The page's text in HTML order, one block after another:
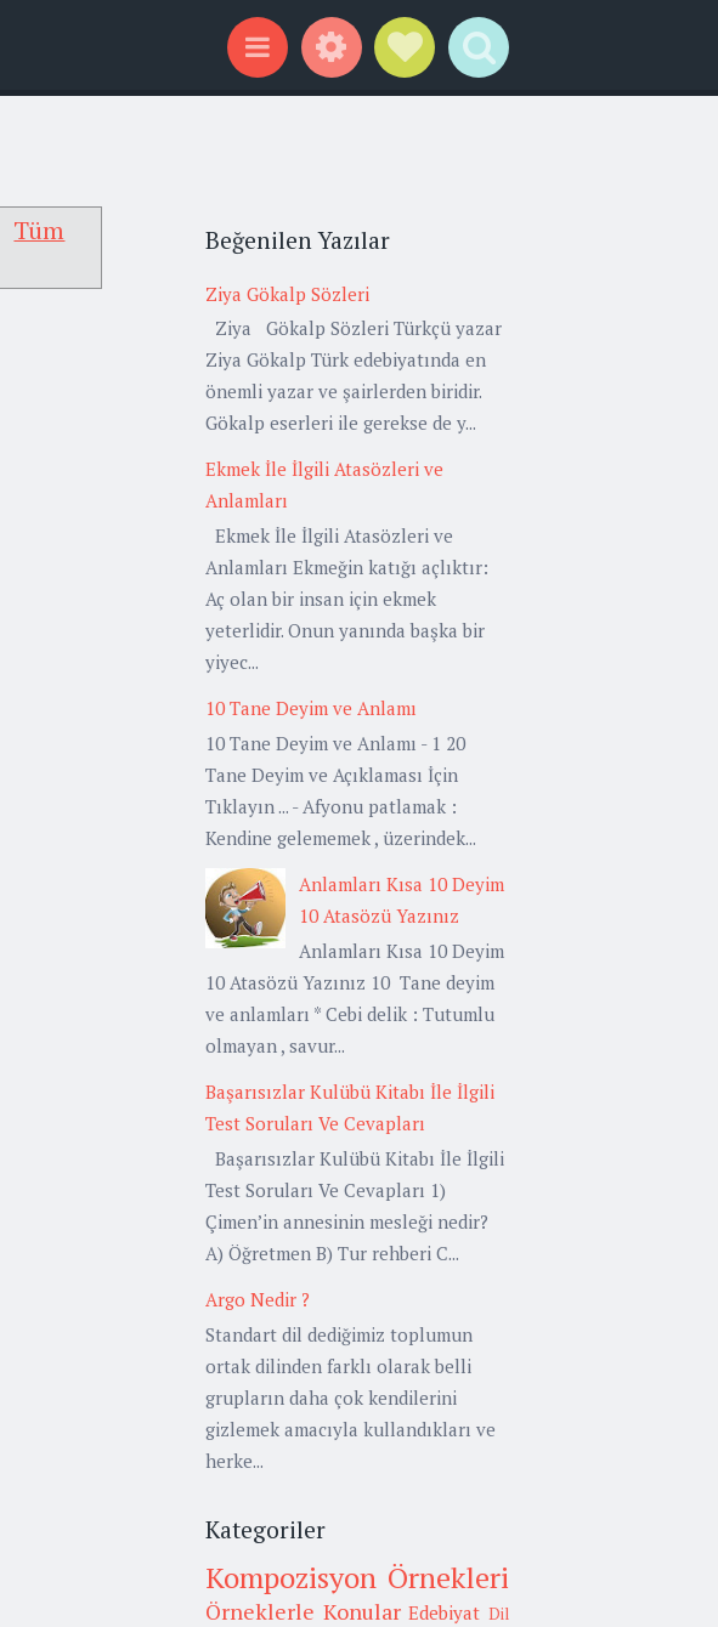
Menu WidgetsSocial Links
Search
Tüm
Beğenilen Yazılar
Ziya Gökalp Sözleri
Ziya Gökalp Sözleri Türkçü yazar
Ziya Gökalp Türk edebiyatında en
önemli yazar ve şairlerden biridir.
Gökalp eserleri ile gerekse de y...
Ekmek İle İlgili Atasözleri ve
Anlamları
Ekmek İle İlgili Atasözleri ve
Anlamları Ekmeğin katığı açlıktır:
Aç olan bir insan için ekmek
yeterlidir. Onun yanında başka bir
yiyec...
10 Tane Deyim ve Anlamı
10 Tane Deyim ve Anlamı - 1 20
Tane Deyim ve Açıklaması İçin
Tıklayın ... - Afyonu patlamak :
Kendine gelememek , üzerindek...
Anlamları Kısa 10 Deyim
10 Atasözü Yazınız
Anlamları Kısa 10 Deyim
10 Atasözü Yazınız 10 Tane deyim
ve anlamları * Cebi delik : Tutumlu
olmayan , savur...
Başarısızlar Kulübü Kitabı İle İlgili
Test Soruları Ve Cevapları
Başarısızlar Kulübü Kitabı İle İlgili
Test Soruları Ve Cevapları 1)
Çimen’in annesinin mesleği nedir?
A) Öğretmen B) Tur rehberi C...
Argo Nedir ?
Standart dil dediğimiz toplumun
ortak dilinden farklı olarak belli
grupların daha çok kendilerini
gizlemek amacıyla kullandıkları ve
herke...
Kategoriler
Kompozisyon Örnekleri
Örneklerle Konular Edebiyat Dil